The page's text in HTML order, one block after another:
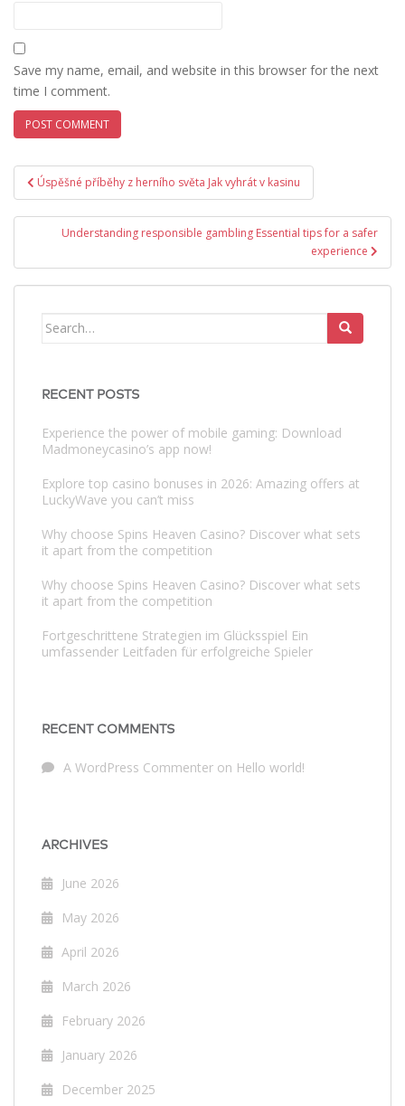
Save my name, email, and website in this browser for the next
time I comment.
Post
navigation
Úspěšné příběhy z herního světa Jak vyhrát v kasinu
Understanding responsible gambling Essential tips for a safer
experience
Search
RECENT POSTS
Experience the power of mobile gaming: Download
Madmoneycasino’s app now!
Explore top casino bonuses in 2026: Amazing offers at
LuckyWave you can’t miss
Why choose Spins Heaven Casino? Discover what sets
it apart from the competition
Why choose Spins Heaven Casino? Discover what sets
it apart from the competition
Fortgeschrittene Strategien im Glücksspiel Ein
umfassender Leitfaden für erfolgreiche Spieler
RECENT COMMENTS
A WordPress Commenter on Hello world!
ARCHIVES
June 2026
May 2026
April 2026
March 2026
February 2026
January 2026
December 2025